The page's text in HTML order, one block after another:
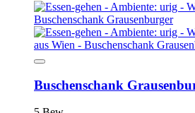
Buschenschank